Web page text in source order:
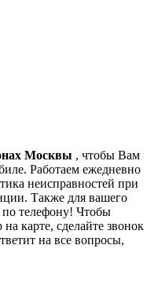
Москвы , чтобы Вам
Работаем ежедневно
неисправностей при
Также для вашего
по телефону! Чтобы
карте, сделайте звонок
на все вопросы,